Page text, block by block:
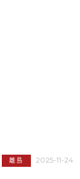
離島 2025-11-24